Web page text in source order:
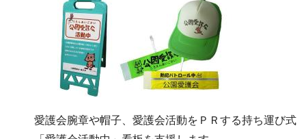
愛護会腕章や帽子、愛護会活動をＰＲする持ち運び式